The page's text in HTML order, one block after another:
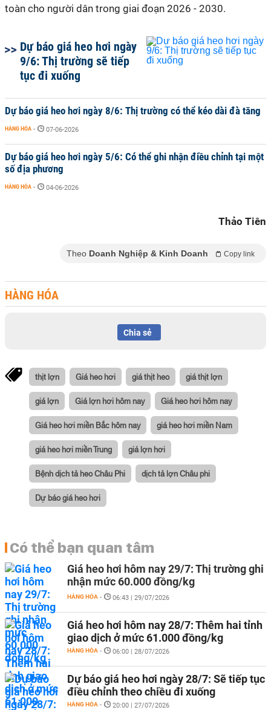
toàn cho người dân trong giai đoạn 2026 - 2030.
Dự báo giá heo hơi ngày
9/6: Thị trường sẽ tiếp
tục đi xuống
Dự báo giá heo hơi ngày 8/6: Thị trường có thể kéo dài đà tăng
HÀNG HÓA - 07-06-2026
Dự báo giá heo hơi ngày 5/6: Có thể ghi nhận điều chỉnh tại một
số địa phương
HÀNG HÓA - 04-06-2026
Thảo Tiên
Theo Doanh Nghiệp & Kinh Doanh Copy link
HÀNG HÓA
Chia sẻ
thịt lợn Giá heo hơi giá thịt heo giá thịt lợn
giá lợn Giá lợn hơi hôm nay Giá heo hơi hôm nay
Giá heo hơi miền Bắc hôm nay giá heo hơi miền Nam
giá heo hơi miền Trung giá lợn hơi
Bệnh dịch tả heo Châu Phi dịch tả lợn Châu phi
Dự báo giá heo hơi
Có thể bạn quan tâm
Giá heo hơi hôm nay 29/7: Thị trường ghi
nhận mức 60.000 đồng/kg
HÀNG HÓA - 06:43 | 29/07/2026
Giá heo hơi hôm nay 28/7: Thêm hai tỉnh
giao dịch ở mức 61.000 đồng/kg
HÀNG HÓA - 06:00 | 28/07/2026
Dự báo giá heo hơi ngày 28/7: Sẽ tiếp tục
điều chỉnh theo chiều đi xuống
HÀNG HÓA - 20:00 | 27/07/2026